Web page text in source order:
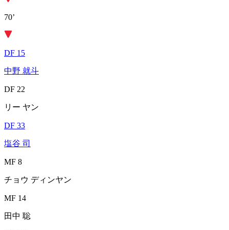
70’
DF 15
中野 就斗
DF 22
リー ヤン
DF 33
塩谷 司
MF 8
チョウ ディンヤン
MF 14
田中 聡